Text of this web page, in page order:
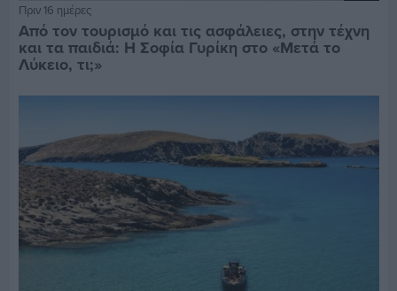
Πριν 16 ημέρες
Από τον τουρισμό και τις ασφάλειες, στην τέχνη
και τα παιδιά: Η Σοφία Γυρίκη στο «Μετά το
Λύκειο, τι;»